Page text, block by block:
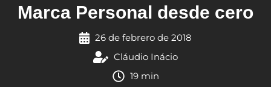
Marca Personal desde cero
26 de febrero de 2018
Cláudio Inácio
19 min